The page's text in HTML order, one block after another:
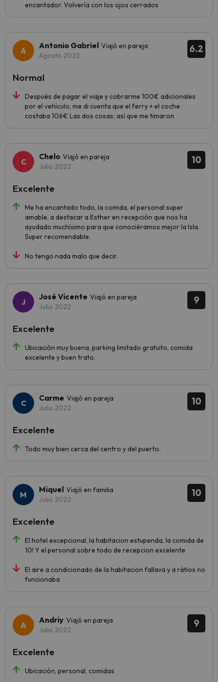
encantador. Volvería con los ojos cerrados
6.2
Antonio Gabriel Viajó en pareja
Agosto 2022
Después de pagar el viaje y cobrarme 100€ adicionales
por el vehículo, me di cuenta que el ferry + el coche
costaba 106€ Las dos cosas; así que me timaron
Normal
10
Chelo Viajó en pareja
Julio 2022
Me ha encantado todo, la comida, el personal super
amable, a destacar a Esther en recepción que nos ha
ayudado muchísimo para que conociéramos mejor la Isla.
Super recomendable.
No tengo nada malo que decir.
Excelente
9
José Vicente Viajó en pareja
Julio 2022
Ubicación muy buena, parking limitado gratuito, comida
excelente y buen trato.
Excelente
10
Carme Viajó en pareja
Julio 2022
Todo muy bien cerca del centro y del puerto.
Excelente
10
Miquel Viajó en familia
Julio 2022
El hotel excepcional, la habitacion estupenda, la comida de
10! Y el personal sobre todo de recepcion excelente
El aire a condicionado de la habitacion fallava y a ràtios no
funcionaba
Excelente
9
Andriy Viajó en pareja
Julio 2022
Ubicación, personal, comidas
Excelente